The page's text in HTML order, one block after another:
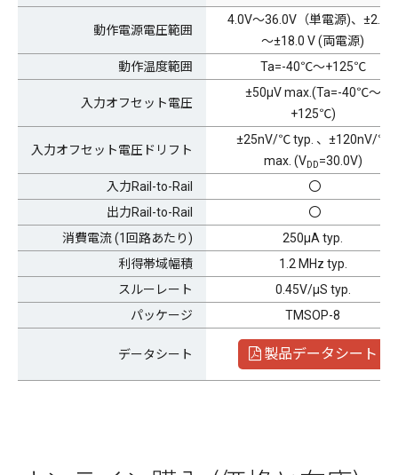
動作電源電圧範囲
4.0V～36.0V（単電源)、±2.0 V
～±18.0 V (両電源)
動作温度範囲
Ta=-40℃～+125℃
入力オフセット電圧
±50μV max.(Ta=-40℃～
+125℃)
入力オフセット電圧ドリフト
±25nV/℃ typ. 、±120nV/℃
max. (VDD=30.0V)
入力Rail-to-Rail
〇
出力Rail-to-Rail
〇
消費電流 (1回路あたり)
250μA typ.
利得帯域幅積
1.2 MHz typ.
スルーレート
0.45V/μS typ.
パッケージ
TMSOP-8
データシート 製品データシート